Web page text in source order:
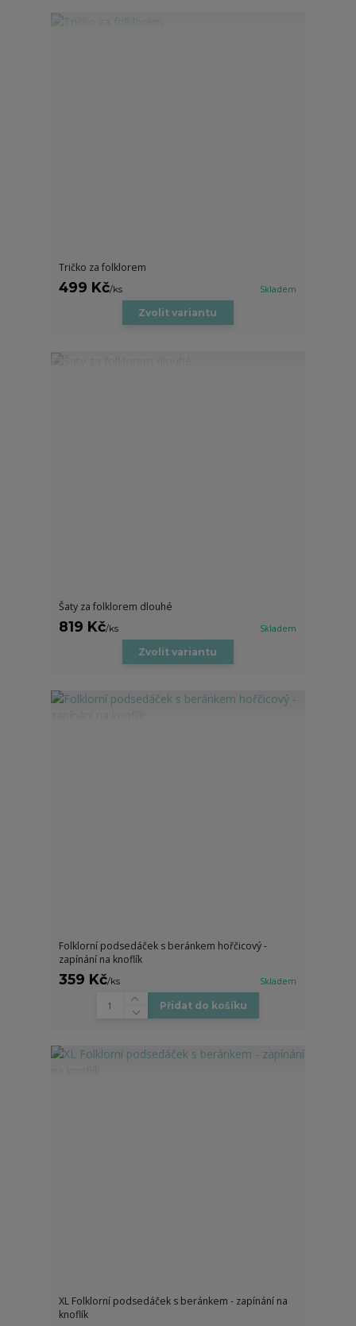
Tričko za folklorem
499 Kč/ks Skladem
Zvolit variantu
Šaty za folklorem dlouhé
819 Kč/ks Skladem
Zvolit variantu
Folklorní podsedáček s beránkem hořčicový -
zapínání na knoflík
359 Kč/ks Skladem
Přidat do košíku
XL Folklorní podsedáček s beránkem - zapínání na
knoflík